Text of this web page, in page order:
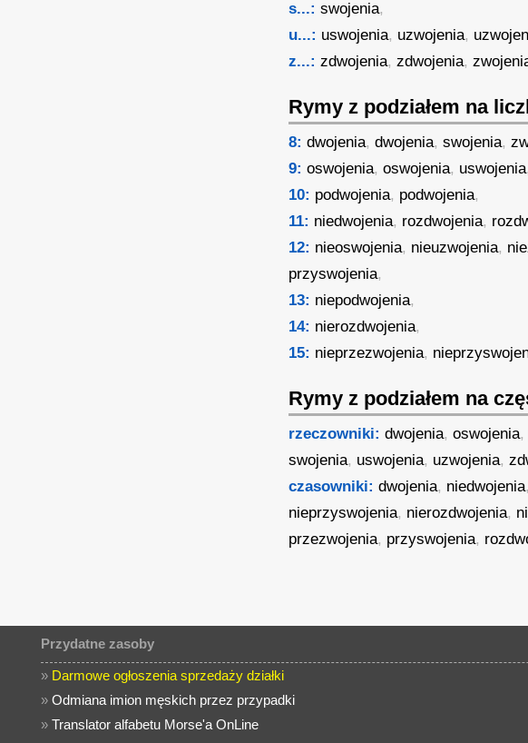
s...: swojenia,
u...: uswojenia, uzwojenia,
z...: zdwojenia,zdwojenia,
Rymy z podziałem na
8: dwojenia,dwojenia,swojenia,
9: oswojenia,oswojenia, uswojenia,
10: podwojenia, podwojenia,
11: niedwojenia, rozdwojenia,
12: nieoswojenia, nieuzwojenia,
przyswojenia,
13: niepodwojenia,
14: nierozdwojenia,
15: nieprzezwojenia,
Rymy z podziałem na
rzeczowniki: dwojenia,oswojenia,
swojenia, uswojenia, uzwojenia,
czasowniki: dwojenia, niedwojenia,
nieprzyswojenia, nierozdwojenia,
przezwojenia, przyswojenia,
Przydatne zasoby
» Darmowe ogłoszenia sprzedaży działki
»Odmiana imion męskich przez przypadki
»Translator alfabetu Morse'a OnLine